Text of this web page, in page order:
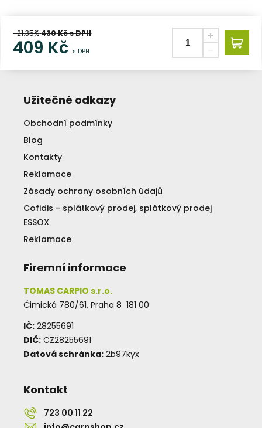
-21.35%430Kč s DPH
409 Kč s DPH
Užitečné odkazy
Obchodní podmínky
Blog
Kontakty
Reklamace
Zásady ochrany osobních údajů
Cofidis - splátkový prodej, splátkový prodej
ESSOX
Reklamace
Firemní informace
TOMAS CARPIO s.r.o.
Čimická 780/61, Praha 8 181 00
IČ: 28255691
DIČ: CZ28255691
Datová schránka: 2b97kyx
Kontakt
723 00 11 22